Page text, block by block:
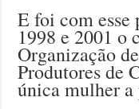
E foi com esse
1998 e 2001 o
Organização
Produtores de
única mulher